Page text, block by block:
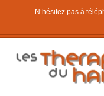
N’hésitez pas à